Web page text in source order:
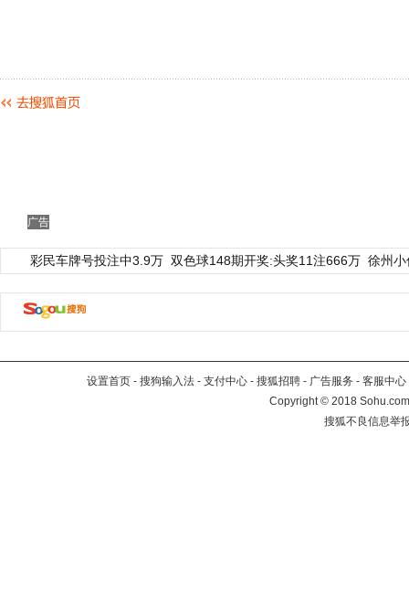
广告
彩民车牌号投注中3.9万 双色球148期开奖:头奖11注666万 徐州
设置首页 - 搜狗输入法 - 支付中心 - 搜狐招聘 - 广告服务 - 客服中心
Copyright©2018
搜狐不良信息举